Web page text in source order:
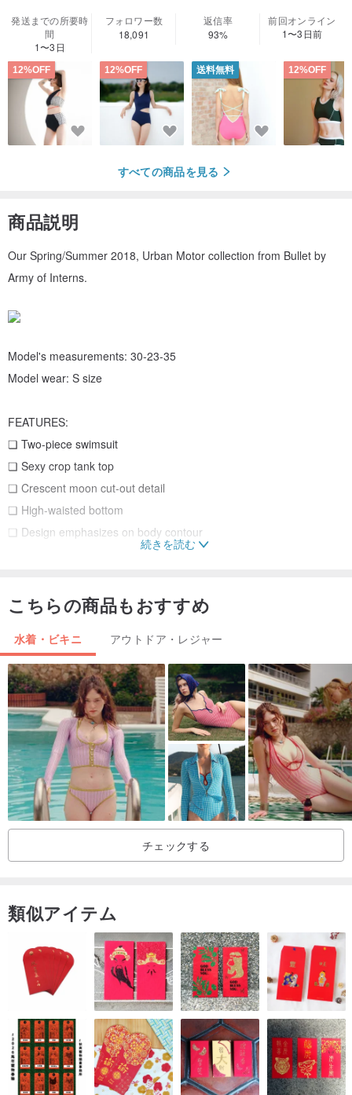
発送までの所要時
間
1〜3日
フォロワー数
18,091
返信率
93%
前回オンライン
1〜3日前
12%OFF 12%OFF 送料無料 12%OFF
すべての商品を見る
商品説明
Our Spring/Summer 2018, Urban Motor collection from Bullet by
Army of Interns.
Model's measurements: 30-23-35
Model wear: S size
FEATURES:
❏ Two-piece swimsuit
❏ Sexy crop tank top
❏ Crescent moon cut-out detail
❏ High-waisted bottom
❏ Design emphasizes on body contour
❏ Customized hardware closure with engraved logo
❏ Soft lining fabric
❏ Bra paddings included
CUSTOMERS' REVIEWS:
続きを読む
こちらの商品もおすすめ
水着・ビキニ アウトドア・レジャー
チェックする
類似アイテム